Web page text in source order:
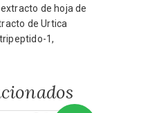
de hoja de
de Urtica
1,